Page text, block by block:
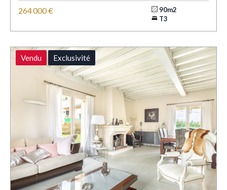
264 000 €
90m2
T3
Vendu Exclusivité